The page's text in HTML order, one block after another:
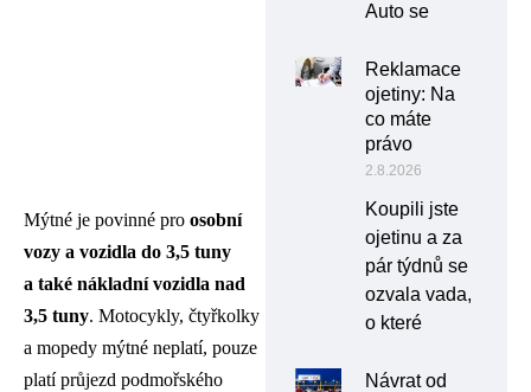
Mýtné je povinné pro osobní
vozy a vozidla do 3,5 tuny
a také nákladní vozidla nad
3,5 tuny. Motocykly, čtyřkolky
a mopedy mýtné neplatí, pouze
platí průjezd podmořského
Auto se
Reklamace
ojetiny: Na
co máte
právo
2.8.2026
Koupili jste
ojetinu a za
pár týdnů se
ozvala vada,
o které
Návrat od